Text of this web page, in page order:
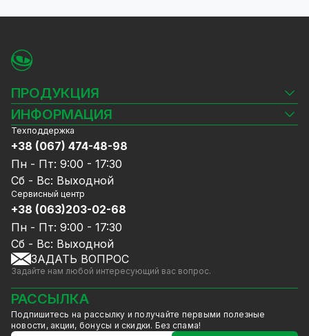
ПРОДУКЦИЯ
Камеры видеонаблюдения
Видеорегистраторы
Комплекты видеонаблюдения
СКУД
Источники питания
Сетевое оборудование
Ноутбуки и компьютеры
Аксессуары
Акции
Уцененный товар
GreenVision скидки
Мерч от GreenVision
Товары для дома
Товары снятые с производства
ИНФОРМАЦИЯ
Блог
Доставка и оплата
Гарантия и Сервисное обслуживание
Политика конфиденциальности
Договор публичной оферты
Сотрудничество
Услуги
Калькулятор расчёта объёма HDD
Техподдержка
+38 (067) 474-48-98
Пн - Пт: 9:00 - 17:30
Сб - Вс: Выходной
Сервисный центр
+38 (063)203-02-68
Пн - Пт: 9:00 - 17:30
Сб - Вс: Выходной
ЗАДАТЬ ВОПРОС
Задайте нам любой интересующий вас вопрос.
РАССЫЛКА
Подпишитесь на рассылку и получайте первыми полезные
новости, акции, бонусы и скидки. Без спама!